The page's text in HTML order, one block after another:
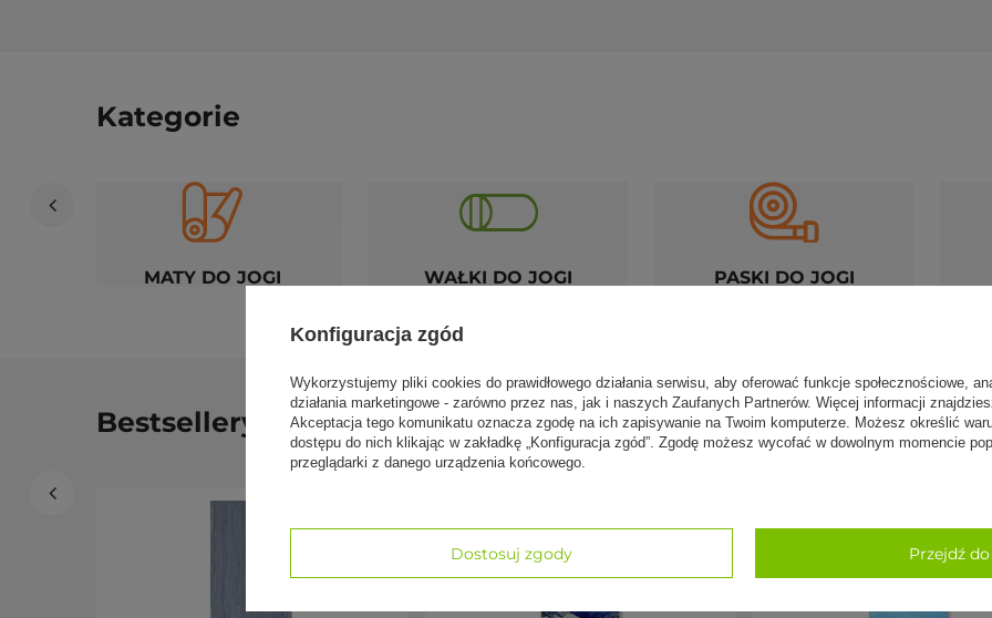
Kategorie
MATY DO JOGI WAŁKI DO JOGI PASKI DO JOGI
Bestsellery – najpopularniejsze akcesoria do jogi
Konfiguracja zgód
Wykorzystujemy pliki cookies do prawidłowego działania serwisu, aby oferować funkcje społecznościowe,
działania marketingowe - zarówno przez nas, jak i naszych Zaufanych Partnerów. Więcej informacji
Akceptacja tego komunikatu oznacza zgodę na ich zapisywanie na Twoim komputerze. Możesz określić
dostępu do nich klikając w zakładkę „Konfiguracja zgód”. Zgodę możesz wycofać w dowolnym momencie
przeglądarki z danego urządzenia końcowego.
Dostosuj zgody Przejdź